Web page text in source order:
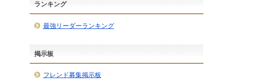
ランキング
最強リーダーランキング
掲示板
フレンド募集掲示板